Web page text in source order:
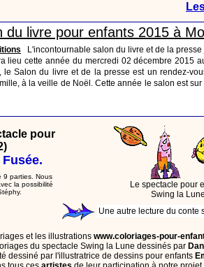
du livre pour enfants 2015 à
L'incontournable salon du livre et de la
lieu cette année du mercredi 02 décembre 2015
le Salon du livre et de la presse est un rendez-
à la veille de Noël. Cette année le salon est
pour
9 parties. Nous
la possibilité
Le spectacle pour
Swing la
Une autre lecture du conte
et les illustrations www.coloriages-pour-
du spectacle Swing la Lune dessinés par
dessiné par l'illustratrice de dessins pour enfants